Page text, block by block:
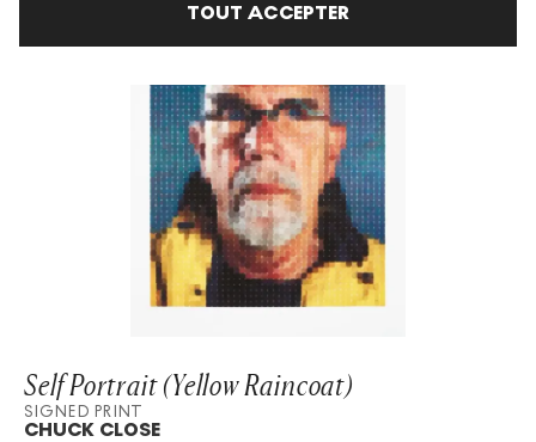
TOUT ACCEPTER
Self Portrait (Yellow Raincoat)
SIGNED PRINT
CHUCK CLOSE